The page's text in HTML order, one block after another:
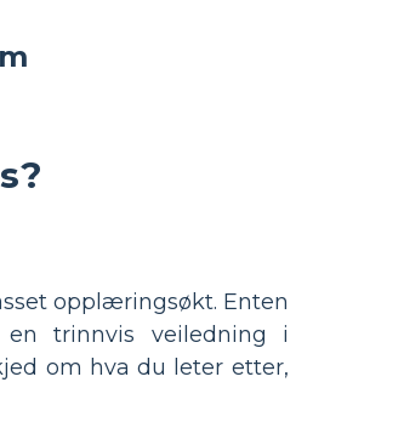
opplæringsøkt. Enten
en trinnvis veiledning i
om hva du leter etter,